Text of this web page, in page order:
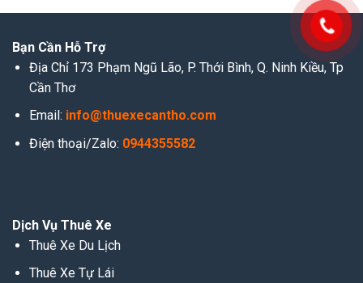
Bạn Cần Hỗ Trợ
Địa Chỉ 173 Phạm Ngũ Lão, P. Thới Bình, Q. Ninh Kiều, Tp
Cần Thơ
Email: info@thuexecantho.com
Điện thoại/Zalo: 0944355582
Dịch Vụ Thuê Xe
Thuê Xe Du Lịch
Thuê Xe Tự Lái